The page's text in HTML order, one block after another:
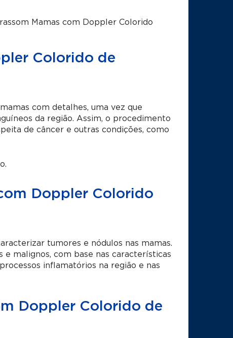
Mamas com Doppler Colorido
Colorido de
com detalhes, uma vez que
da região. Assim, o procedimento
de câncer e outras condições, como
Doppler Colorido
tumores e nódulos nas mamas.
malignos, com base nas características
inflamatórios na região e nas
Doppler Colorido de